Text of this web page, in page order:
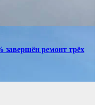
завершён ремонт трёх